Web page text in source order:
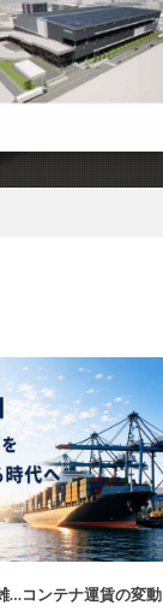
…コンテナ運賃の変動